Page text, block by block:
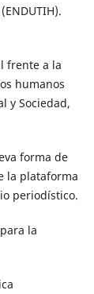
frente a la
humanos
y Sociedad,
forma de
la plataforma
periodístico.
la